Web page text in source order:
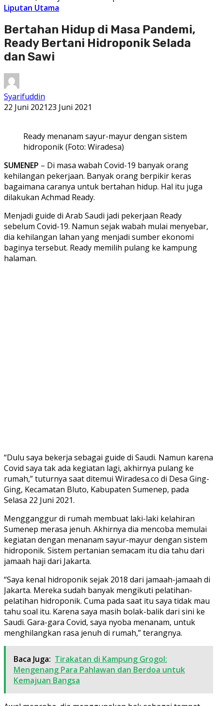
Liputan Utama
Bertahan Hidup di Masa Pandemi,
Ready Bertani Hidroponik Selada
dan Sawi
Syarifuddin
22 Juni 202123 Juni 2021
Ready menanam sayur-mayur dengan sistem
hidroponik (Foto: Wiradesa)
SUMENEP – Di masa wabah Covid-19 banyak orang
kehilangan pekerjaan. Banyak orang berpikir keras
bagaimana caranya untuk bertahan hidup. Hal itu juga
dilakukan Achmad Ready.
Menjadi guide di Arab Saudi jadi pekerjaan Ready
sebelum Covid-19. Namun sejak wabah mulai menyebar,
dia kehilangan lahan yang menjadi sumber ekonomi
baginya tersebut. Ready memilih pulang ke kampung
halaman.
“Dulu saya bekerja sebagai guide di Saudi. Namun karena
Covid saya tak ada kegiatan lagi, akhirnya pulang ke
rumah,” tuturnya saat ditemui Wiradesa.co di Desa Ging-
Ging, Kecamatan Bluto, Kabupaten Sumenep, pada
Selasa 22 Juni 2021.
Mengganggur di rumah membuat laki-laki kelahiran
Sumenep merasa jenuh. Akhirnya dia mencoba memulai
kegiatan dengan menanam sayur-mayur dengan sistem
hidroponik. Sistem pertanian semacam itu dia tahu dari
jamaah haji dari Jakarta.
“Saya kenal hidroponik sejak 2018 dari jamaah-jamaah di
Jakarta. Mereka sudah banyak mengikuti pelatihan-
pelatihan hidroponik. Cuma pada saat itu saya tidak mau
tahu soal itu. Karena saya masih bolak-balik dari sini ke
Saudi. Gara-gara Covid, saya nyoba menanam, untuk
menghilangkan rasa jenuh di rumah,” terangnya.
Baca Juga: Tirakatan di Kampung Grogol:
Mengenang Para Pahlawan dan Berdoa untuk
Kemajuan Bangsa